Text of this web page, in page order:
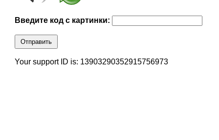
Введите код с картинки:
Отправить
Your support ID is: 13903290352915756973